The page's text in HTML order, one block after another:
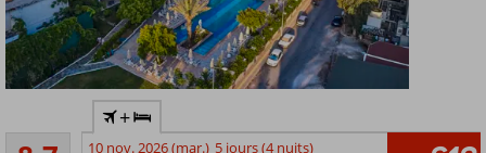
âge
Recommandé
+
10 nov. 2026 (mar.) 5 jours (4 nuits)